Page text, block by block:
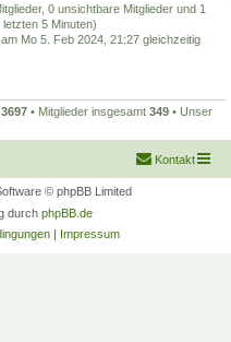
0 unsichtbare Mitglieder und 1
5 Minuten)
Mo 5. Feb 2024, 21:27 gleichzeitig
3697 • Mitglieder insgesamt 349 • Unser
Kontakt
© phpBB Limited
durch phpBB.de
| Impressum